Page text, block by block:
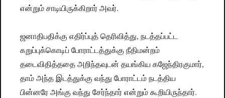
என்றும் சாடியிருக்கிறார் அவர்.
ஜனாதிபதிக்கு எதிர்ப்புத் தெரிவித்து, நடத்தப்பட்ட
கறுப்புக்கொடிப் போராட்டத்துக்கு நீதிமன்றம்
தடைவிதித்ததை அறிந்தவுடன் தயங்கிய கஜேந்திரகுமார்,
தாம் அந்த இடத்துக்கு வந்து போராட்டம் நடத்திய
பின்னரே அங்கு வந்து சேர்ந்தார் என்றும் கூறியிருந்தார்.